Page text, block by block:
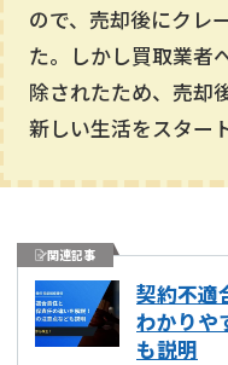
ので、売却後にクレ
た。しかし買取業者
除されたため、売却
新しい生活をスター
関連記事
契約不適
わかりや
も説明